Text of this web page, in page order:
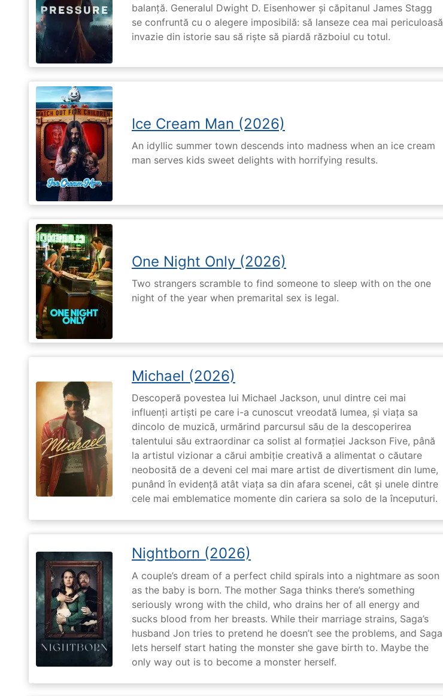
balanță. Generalul Dwight D. Eisenhower și căpitanul James Stagg
se confruntă cu o alegere imposibilă: să lanseze cea mai periculoasă
invazie din istorie sau să riște să piardă războiul cu totul.
Ice Cream Man (2026)
An idyllic summer town descends into madness when an ice cream
man serves kids sweet delights with horrifying results.
One Night Only (2026)
Two strangers scramble to find someone to sleep with on the one
night of the year when premarital sex is legal.
Michael (2026)
Descoperă povestea lui Michael Jackson, unul dintre cei mai
influenți artiști pe care i-a cunoscut vreodată lumea, și viața sa
dincolo de muzică, urmărind parcursul său de la descoperirea
talentului său extraordinar ca solist al formației Jackson Five, până
la artistul vizionar a cărui ambiție creativă a alimentat o căutare
neobosită de a deveni cel mai mare artist de divertisment din lume,
punând în evidență atât viața sa din afara scenei, cât și unele dintre
cele mai emblematice momente din cariera sa solo de la începuturi.
Nightborn (2026)
A couple’s dream of a perfect child spirals into a nightmare as soon
as the baby is born. The mother Saga thinks there’s something
seriously wrong with the child, who drains her of all energy and
sucks blood from her breasts. While their marriage strains, Saga’s
husband Jon tries to pretend he doesn’t see the problems, and Saga
lets herself start hating the monster she gave birth to. Maybe the
only way out is to become a monster herself.